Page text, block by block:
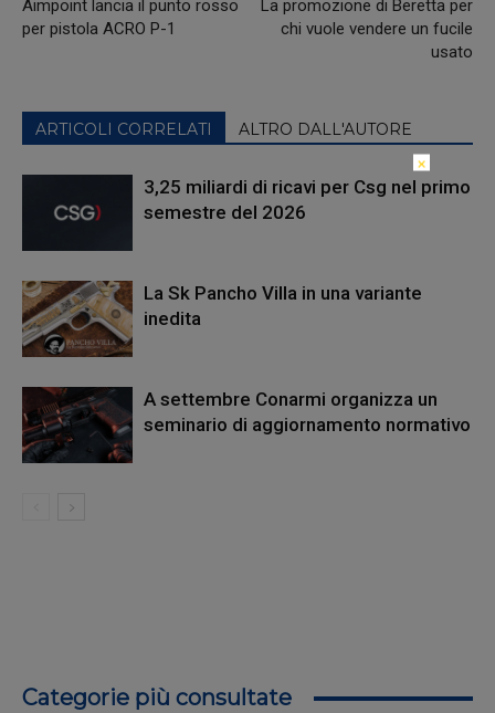
Aimpoint lancia il punto rosso
per pistola ACRO P-1
La promozione di Beretta per
chi vuole vendere un fucile
usato
ARTICOLI CORRELATI ALTRO DALL'AUTORE
3,25 miliardi di ricavi per Csg nel primo
semestre del 2026
La Sk Pancho Villa in una variante
inedita
A settembre Conarmi organizza un
seminario di aggiornamento normativo
Categorie più consultate
×